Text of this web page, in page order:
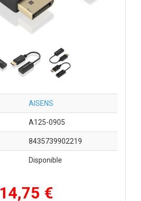
AISENS
A125-0905
8435739902219
Disponible
14,75 €